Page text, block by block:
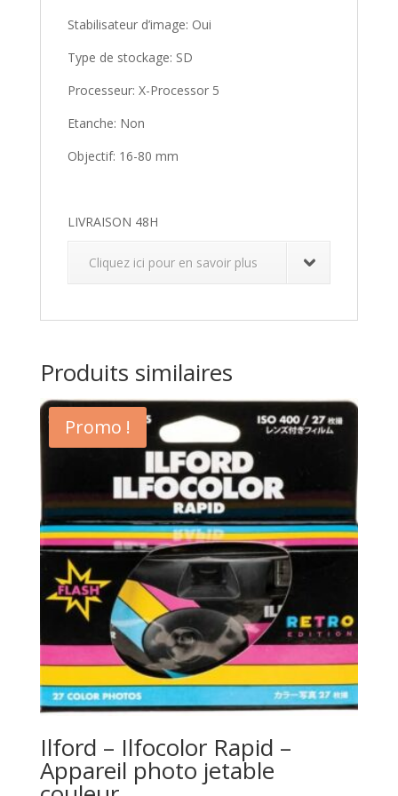
Stabilisateur d’image: Oui
Type de stockage: SD
Processeur: X-Processor 5
Etanche: Non
Objectif: 16-80 mm
LIVRAISON 48H
Cliquez ici pour en savoir plus
Produits similaires
Promo !
Ilford – Ilfocolor Rapid –
Appareil photo jetable